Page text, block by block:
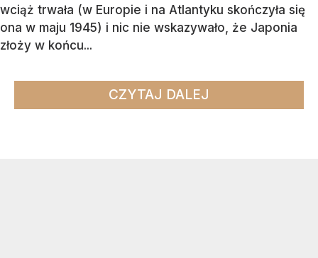
wciąż trwała (w Europie i na Atlantyku skończyła się
ona w maju 1945) i nic nie wskazywało, że Japonia
złoży w końcu...
CZYTAJ DALEJ